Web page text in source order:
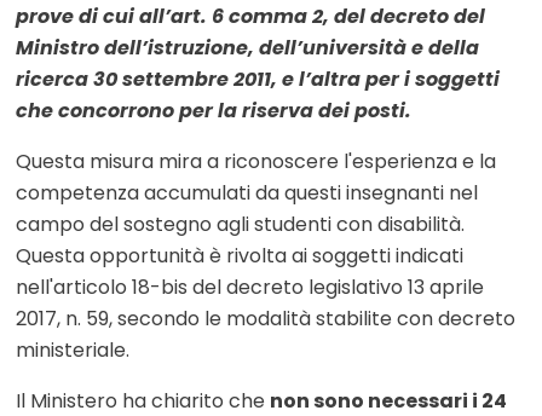
prove di cui all’art. 6 comma 2, del decreto del
Ministro dell’istruzione, dell’università e della
ricerca30 settembre 2011, e l’altra per i soggetti
che concorrono per la riserva dei posti.
Questa misura mira a riconoscere l'esperienza e la
competenza accumulati da questi insegnanti nel
campo del sostegno agli studenti con disabilità.
Questa opportunità è rivolta ai soggetti indicati
nell'articolo 18-bis del decreto legislativo 13 aprile
2017, n. 59, secondo le modalità stabilite con decreto
ministeriale.
Il Ministero ha chiarito che non sono necessari i 24